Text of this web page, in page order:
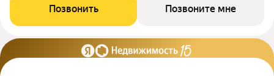
Позвонить Позвоните мне